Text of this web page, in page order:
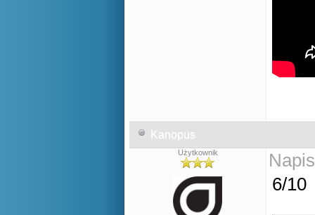
Kanopus
Użytkownik
6/10